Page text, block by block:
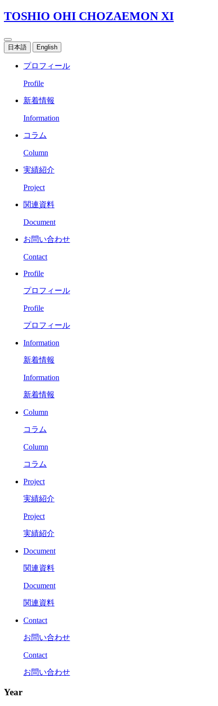
TOSHIO OHI CHOZAEMON XI
日本語 English
プロフィール
Profile
新着情報
Information
コラム
Column
実績紹介
Project
関連資料
Document
お問い合わせ
Contact
Profile
プロフィール
Profile
プロフィール
Information
新着情報
Information
新着情報
Column
コラム
Column
コラム
Project
実績紹介
Project
実績紹介
Document
関連資料
Document
関連資料
Contact
お問い合わせ
Contact
お問い合わせ
Year